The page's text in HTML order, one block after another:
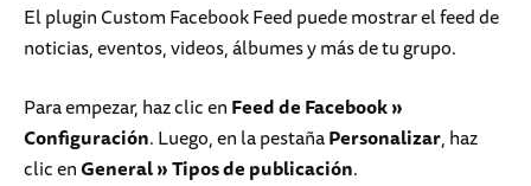
El plugin Custom Facebook Feed puede mostrar el feed de
noticias, eventos, videos, álbumes y más de tu grupo.
Para empezar, haz clic enFeed de Facebook»
Configuración. Luego, en la pestañaPersonalizar, haz
clic enGeneral»Tipos de publicación.